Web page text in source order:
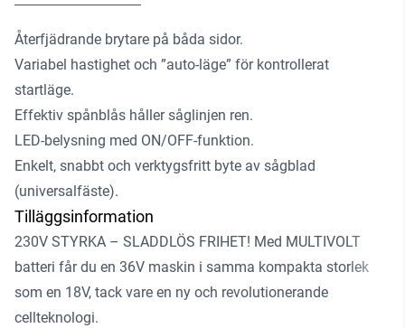
Återfjädrande brytare på båda sidor.
Variabel hastighet och ”auto-läge” för kontrollerat
startläge.
Effektiv spånblås håller såglinjen ren.
LED-belysning med ON/OFF-funktion.
Enkelt, snabbt och verktygsfritt byte av sågblad
(universalfäste).
Tilläggsinformation
230V STYRKA – SLADDLÖS FRIHET! Med MULTIVOLT
batteri får du en 36V maskin i samma kompakta storlek
som en 18V, tack vare en ny och revolutionerande
cellteknologi.